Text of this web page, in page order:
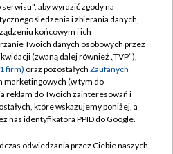
TVP
TVP
prywatności
zgody
Pomoc
aby wyrazić zgody na
śledzenia i zbierania danych,
końcowym i ich
Twoich danych osobowych przez
(zwaną dalej również „TVP”),
firm) oraz pozostałych Zaufanych
marketingowych (w tym do
reklam do Twoich zainteresowań i
które wskazujemy poniżej, a
nas identyfikatora PPID do Google.
odwiedzania przez Ciebie naszych